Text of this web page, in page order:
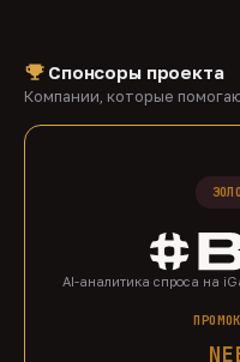
Спонсоры проекта
Компании, которые
AI-аналитика спроса на